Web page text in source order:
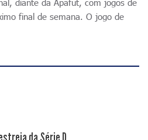
diante da Apafut, com jogos de
final de semana. O jogo de